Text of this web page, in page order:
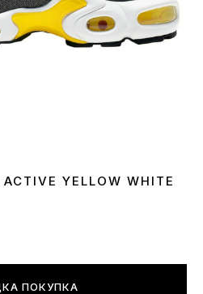
YELLOW WHITE
ПОКУПКА